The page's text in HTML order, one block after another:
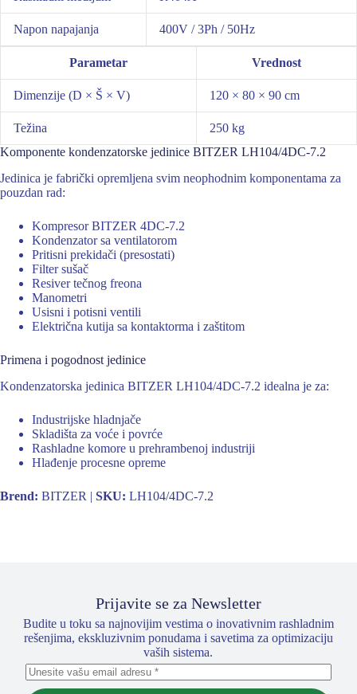
Napon napajanja 400V / 3Ph / 50Hz
Parametar Vrednost
Dimenzije (D × Š × V) 120 × 80 × 90 cm
Težina
250 kg
Komponente kondenzatorske jedinice BITZER LH104/4DC-7.2
Jedinica je fabrički opremljena svim neophodnim komponentama za
pouzdan rad:
Kompresor BITZER 4DC-7.2
Kondenzator sa ventilatorom
Pritisni prekidači (presostati)
Filter sušač
Resiver tečnog freona
Manometri
Usisni i potisni ventili
Električna kutija sa kontaktorma i zaštitom
Primena i pogodnost jedinice
Kondenzatorska jedinica BITZER LH104/4DC-7.2 idealna je za:
Industrijske hladnjače
Skladišta za voće i povrće
Rashladne komore u prehrambenoj industriji
Hlađenje procesne opreme
Brend: BITZER | SKU: LH104/4DC-7.2
Prijavite se za Newsletter
Budite u toku sa najnovijim vestima o inovativnim rashladnim
rešenjima, ekskluzivnim ponudama i savetima za optimizaciju
vaših sistema.